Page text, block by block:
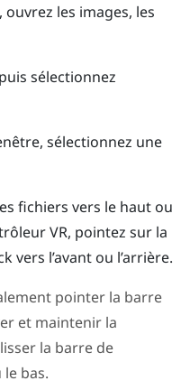
les images, les
sélectionnez
sélectionnez une
fichiers vers le haut ou
VR, pointez sur la
vers l’avant ou l’arrière.
pointer la barre
et maintenir la
la barre de
bas.